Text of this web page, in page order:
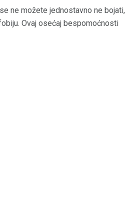
ne možete jednostavno ne bojati,
Ovaj osećaj bespomoćnosti